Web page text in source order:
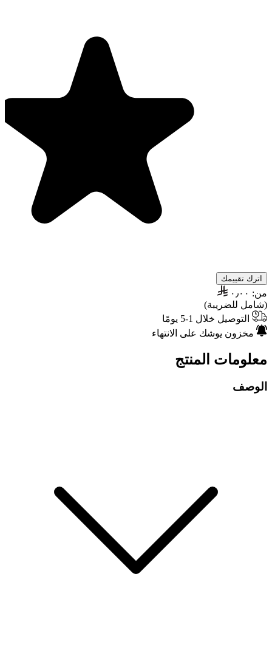
اترك تقييمك
من: ٠٫٠٠
(شامل للضريبة)
التوصيل خلال 1-5 يومًا
مخزون يوشك على الانتهاء
معلومات المنتج
الوصف